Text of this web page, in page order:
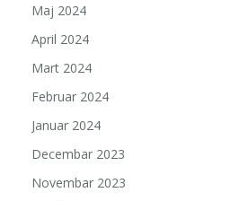
Maj 2024
April 2024
Mart 2024
Februar 2024
Januar 2024
Decembar 2023
Novembar 2023